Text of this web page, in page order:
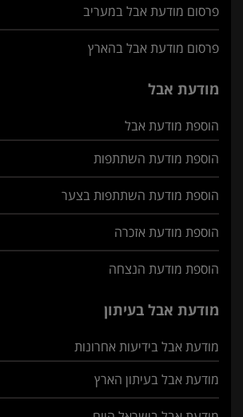
פרסום מודעת אבל במעריב
פרסום מודעת אבל בהארץ
מודעת אבל
הוספת מודעת אבל
הוספת מודעת השתתפות
הוספת מודעת השתתפות בצער
הוספת מודעת אזכרה
הוספת מודעת הנצחה
מודעת אבל בעיתון
מודעת אבל בידיעות אחרונות
מודעת אבל בעיתון הארץ